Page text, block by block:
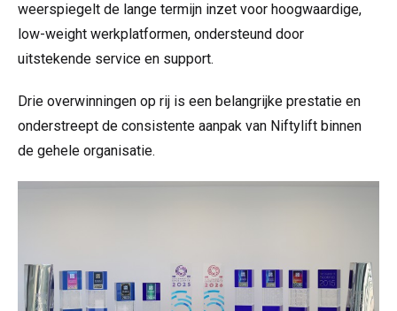
weerspiegelt de lange termijn inzet voor hoogwaardige,
low-weight werkplatformen, ondersteund door
uitstekende service en support.
Drie overwinningen op rij is een belangrijke prestatie en
onderstreept de consistente aanpak van Niftylift binnen
de gehele organisatie.